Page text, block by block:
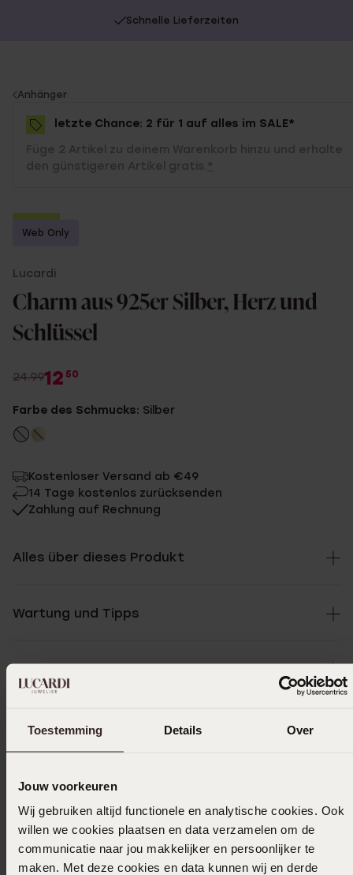
Toestemming Details Over
Jouw voorkeuren
Wij gebruiken altijd functionele en analytische cookies. Ook
willen we cookies plaatsen en data verzamelen om de
communicatie naar jou makkelijker en persoonlijker te
maken. Met deze cookies en data kunnen wij en derde
Schnelle Lieferzeiten
You
are
here:
Anhänger
letzte Chance: 2 für 1 auf alles im SALE*
Füge 2 Artikel zu deinem Warenkorb hinzu und erhalte
den günstigeren Artikel gratis. *
-50%
Web Only
Lucardi
Charm aus 925er Silber, Herz und
Schlüssel
24.9912 50
Farbe des Schmucks: Silber
Kostenloser Versand ab €49
14 Tage kostenlos zurücksenden
Zahlung auf Rechnung
Alles über dieses Produkt
Wartung und Tipps
Spezifikationen
Lieferung und Rückgabe
Ausverkauft
Das könnte dir gefallen